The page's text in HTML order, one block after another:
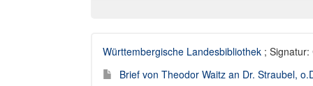
Württembergische Landesbibliothek ;
Brief von Theodor Waitz an Dr. Straubel,